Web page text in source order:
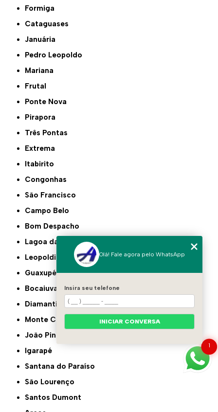
Formiga
Cataguases
Januária
Pedro Leopoldo
Mariana
Frutal
Ponte Nova
Pirapora
Três Pontas
Extrema
Itabirito
Congonhas
São Francisco
Campo Belo
Bom Despacho
Lagoa da Prata
Leopoldina
Guaxupé
Bocaiuva
Diamantina
Monte Carmelo
João Pinheiro
Igarapé
Santana do Paraíso
São Lourenço
Santos Dumont
1
Olá! Fale agora pelo WhatsApp
Insira seu telefone
INICIAR CONVERSA